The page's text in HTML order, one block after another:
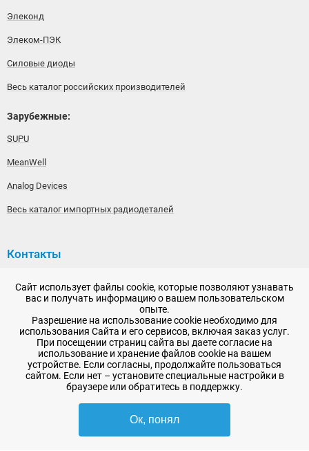
Элеконд
Элеком-ПЭК
Силовые диоды
Весь каталог российских производителей
Зарубежные:
SUPU
MeanWell
Analog Devices
Весь каталог импортных радиодеталей
Контакты
192148, г. Санкт-Петербург, Железнодорожный проспект,
дом 36
+7 (812) 565-06-52
Время работы: пн-пт, 10:00 - 18:00
E-mail:sale@radioelementy.ru
2007 - 2026, ООО «РадиоЭлемент» © сайт носит информационный характер
и не является публичной офертой
Сайт использует файлы cookie, которые позволяют узнавать
вас и получать информацию о вашем пользовательском
опыте.
Разрешение на использование cookie необходимо для
использования Сайта и его сервисов, включая заказ услуг.
При посещении страниц сайта вы даете согласие на
использование и хранение файлов cookie на вашем
устройстве. Если согласны, продолжайте пользоваться
сайтом. Если нет – установите специальные настройки в
браузере или обратитесь в поддержку.
Ок, понял